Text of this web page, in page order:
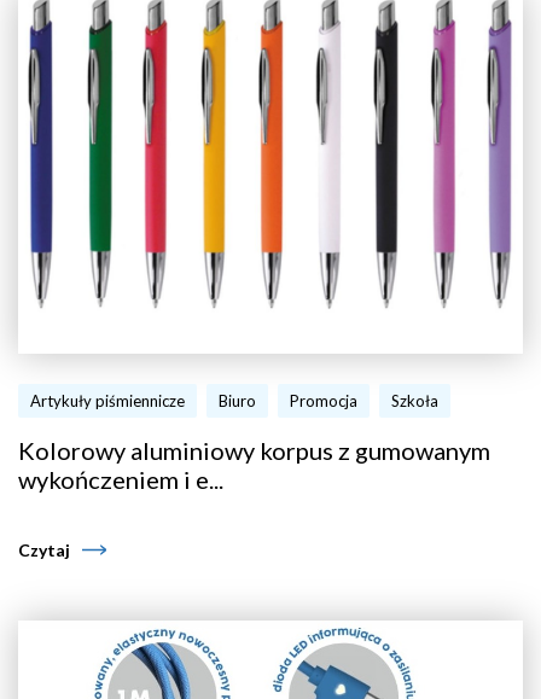
Artykuły piśmiennicze Biuro Promocja Szkoła
Kolorowy aluminiowy korpus z gumowanym
wykończeniem i e...
Czytaj